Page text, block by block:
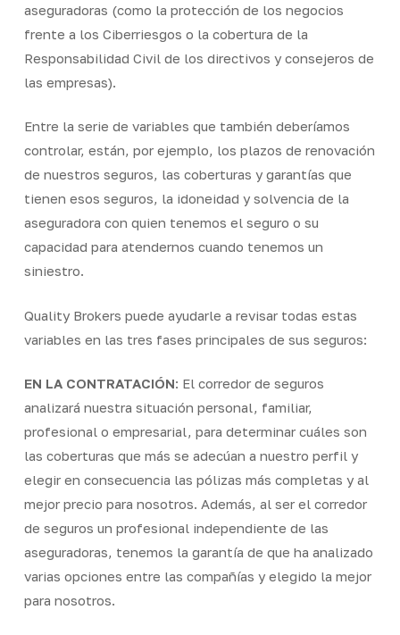
aseguradoras (como la protección de los negocios
frente a los Ciberriesgos o la cobertura de la
Responsabilidad Civil de los directivos y consejeros de
las empresas).
Entre la serie de variables que también deberíamos
controlar, están, por ejemplo, los plazos de renovación
de nuestros seguros, las coberturas y garantías que
tienen esos seguros, la idoneidad y solvencia de la
aseguradora con quien tenemos el seguro o su
capacidad para atendernos cuando tenemos un
siniestro.
Quality Brokers puede ayudarle a revisar todas estas
variables en las tres fases principales de sus seguros:
EN LA CONTRATACIÓN: El corredor de seguros
analizará nuestra situación personal, familiar,
profesional o empresarial, para determinar cuáles son
las coberturas que más se adecúan a nuestro perfil y
elegir en consecuencia las pólizas más completas y al
mejor precio para nosotros. Además, al ser el corredor
de seguros un profesional independiente de las
aseguradoras, tenemos la garantía de que ha analizado
varias opciones entre las compañías y elegido la mejor
para nosotros.